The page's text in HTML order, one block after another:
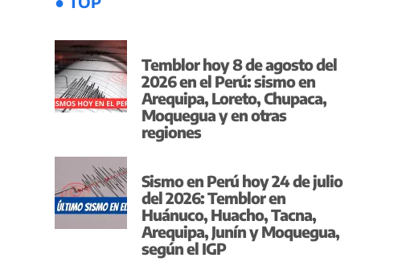
Temblor hoy 8 de agosto del
2026 en el Perú: sismo en
Arequipa, Loreto, Chupaca,
Moquegua y en otras
regiones
Sismo en Perú hoy 24 de julio
del 2026: Temblor en
Huánuco, Huacho, Tacna,
Arequipa, Junín y Moquegua,
según el IGP